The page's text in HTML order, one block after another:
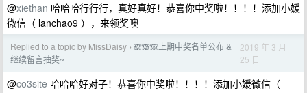
@xiethan 哈哈哈行行行，真好真好！恭喜你中奖啦！！！！添加小媛
微信（ lanchao9 ），来领奖噢
Replied to a topic by MissDaisy › 🙈🙈🙈上期中奖名单公布 &
继续留言抽奖~
2019 年 3 月
25 日
@co3site 哈哈哈好对子！恭喜你中奖啦！！！！添加小媛微信（